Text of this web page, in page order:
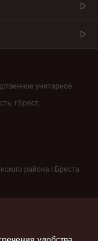
унитарное
г.Брест,
района г.Бреста